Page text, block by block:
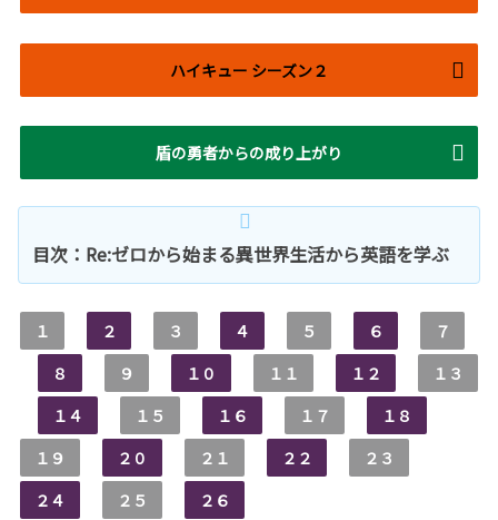
ハイキュー シーズン２
盾の勇者からの成り上がり
目次：Re:ゼロから始まる異世界生活から英語を学ぶ
１ ２ ３ ４ ５ ６
７
８
９ １０ １１ １２
１３
１４
１５ １６ １７
１８
１９
２０ ２１ ２２
２３
２４
２５ ２６